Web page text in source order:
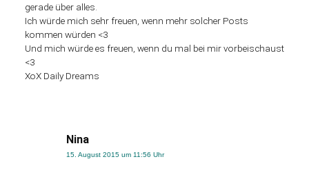
gerade über alles.
Ich würde mich sehr freuen, wenn mehr solcher Posts
kommen würden <3
Und mich würde es freuen, wenn du mal bei mir vorbeischaust
<3
XoX Daily Dreams
Nina
15. August 2015 um 11:56 Uhr